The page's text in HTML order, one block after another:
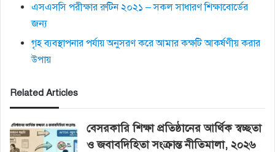
এসএসসি পরীক্ষার রুটিন ২০২১ – সকল সাধারণ শিক্ষাবোর্ডের
জন্য
গৃহ ব্যবস্থাপনার পর্যায় অনুসরণ করে আমার কক্ষটি আকর্ষণীয় করার
উপায়
Related Articles
বেসরকারি শিক্ষা প্রতিষ্ঠানের আর্থিক স্বচ্ছতা
ও জবাবদিহিতা সংক্রান্ত নীতিমালা, ২০২৬